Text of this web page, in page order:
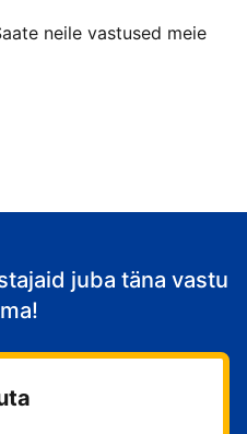
neile vastused meie
juba täna vastu